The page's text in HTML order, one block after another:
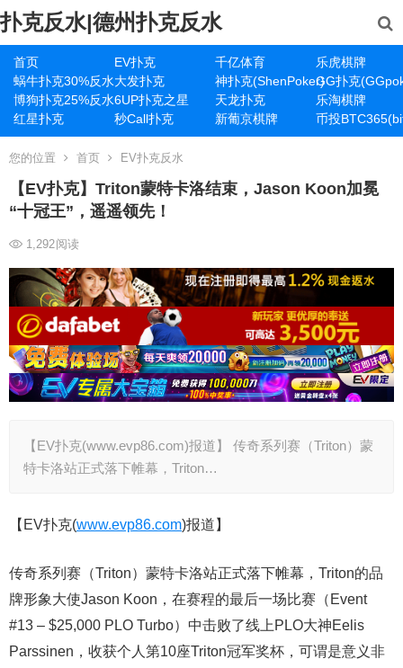
扑克反水|德州扑克反水
首页 EV扑克 千亿体育
乐虎棋牌
蜗牛扑克30%反水大发扑克 神扑克(ShenPoker)GG扑克
博狗扑克25%反水6UP扑克之星 天龙扑克
乐淘棋牌
红星扑克
秒Call扑克 新葡京棋牌 币投
您的位置 首页 EV扑克反水
【EV扑克】Triton蒙特卡洛结束，Jason Koon加冕
“十冠王”，遥遥领先！
1,292阅读
【EV扑克(www.evp86.com)报道】 传奇系列赛（Triton）蒙
特卡洛站正式落下帷幕，Triton…
【EV扑克(www.evp86.com)报道】
传奇系列赛（Triton）蒙特卡洛站正式落下帷幕，Triton的品
牌形象大使Jason Koon，在赛程的最后一场比赛（Event
#13 – $25,000 PLO Turbo）中击败了线上PLO大神Eelis
Parssinen，收获个人第10座Triton冠军奖杯，可谓是意义非